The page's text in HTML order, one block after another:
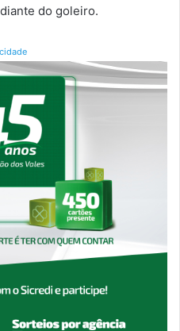
do goleiro.